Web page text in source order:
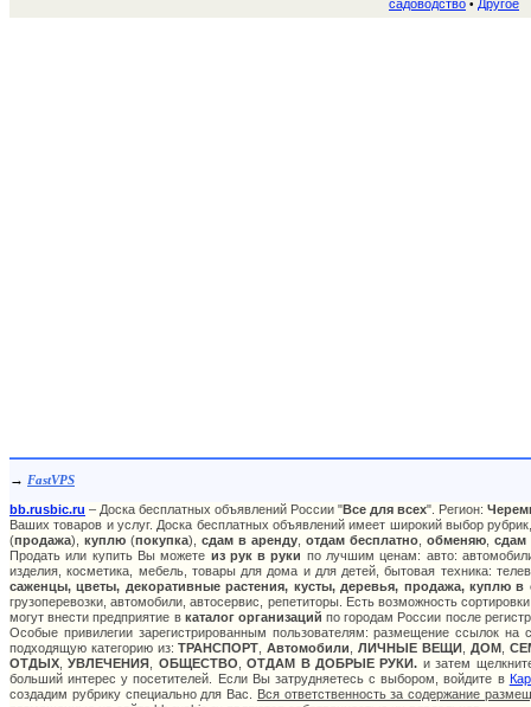
садоводство • Другое
→ FastVPS
bb.rusbic.ru – Доска бесплатных объявлений России "Все для всех". Регион:
Ваших товаров и услуг. Доска бесплатных объявлений имеет широкий выбор
(продажа), куплю (покупка), сдам в аренду отдам бесплатно обменяю сдам
Продать или купить Вы можете из рук в руки по лучшим ценам: авто:
изделия, косметика, мебель, товары для дома и для детей, бытовая техника:
саженцы, цветы, декоративные растения, кусты, деревья, продажа, куплю
грузоперевозки, автомобили, автосервис, репетиторы. Есть возможность
могут внести предприятие в каталог организаций по городам России после
Особые привилегии зарегистрированным пользователям: размещение ссылок
подходящую категорию из:ТРАНСПОРТ ,Автомобили ,ЛИЧНЫЕ ВЕЩИ, ДОМ,
ОТДЫХ ,УВЛЕЧЕНИЯ ОБЩЕСТВО ,ОТДАМ В ДОБРЫЕ РУКИ. и затем
больший интерес у посетителей. Если Вы затрудняетесь с выбором, войдите в
создадим рубрику специально для Вас. Вся ответственность за содержание